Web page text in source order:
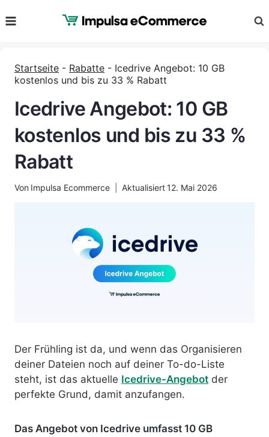
Inhalt
Startseite - Rabatte - Icedrive Angebot: 10 GB
kostenlos und bis zu 33 % Rabatt
Icedrive Angebot: 10 GB
kostenlos und bis zu 33 %
Rabatt
Von Impulsa Ecommerce Aktualisiert12. Mai 2026
Der Frühling ist da, und wenn das Organisieren
deiner Dateien noch auf deiner To-do-Liste
steht, ist das aktuelle Icedrive-Angebot der
perfekte Grund, damit anzufangen.
Das Angebot von Icedrive umfasst 10 GB